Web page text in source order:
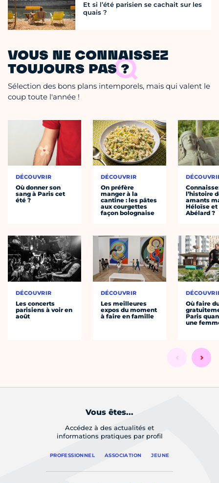
Et si l’été parisien se cachait sur les
quais ?
VOUS NE CONNAISSEZ
TOUJOURS PAS ?
Sélection des bons plans intemporels, mais qui valent le
coup toute l'année !
DÉCOUVRIR
Où donner son
sang à Paris cet
été ?
DÉCOUVRIR
Les concerts
parisiens à voir en
août
DÉCOUVRIR
On préfère
manger à la
cantine : les pâtes
aux courgettes
façon bolognaise
DÉCOUVRIR
Les meilleures
expos du moment
à faire en famille
l’histoire
amants
Héloïse et
Abélard ?
Où faire
Paris
une
Vous êtes...
Accédez à des actualités et
informations pratiques par profil
PROFESSIONNEL ASSOCIATION JEUNE